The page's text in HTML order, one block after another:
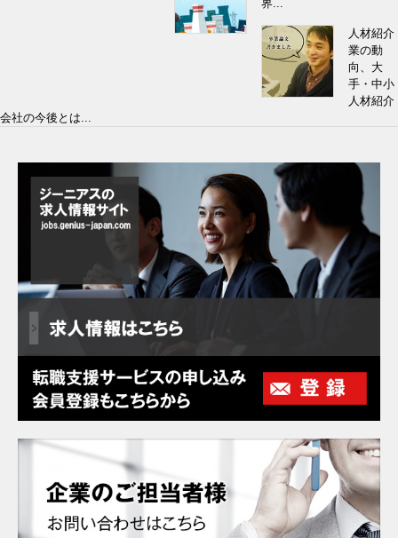
界...
人材紹介
業の動
向、大
手・中小
人材紹介
会社の今後とは...